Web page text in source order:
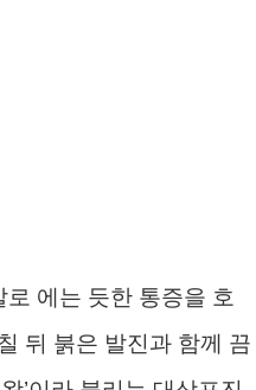
에는 듯한 통증을 호
뒤 붉은 발진과 함께 끔